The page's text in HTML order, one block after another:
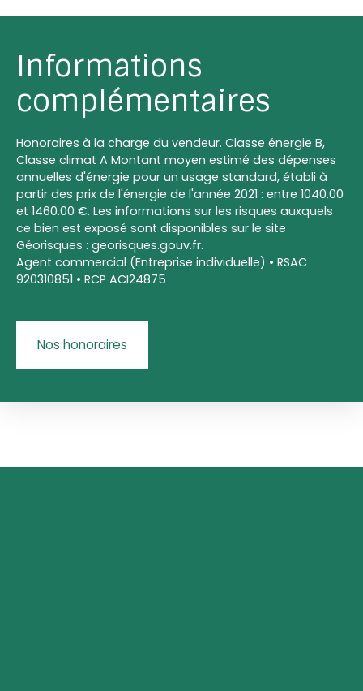
Informations
complémentaires
Honoraires à la charge du vendeur. Classe énergie B,
Classe climat A Montant moyen estimé des dépenses
annuelles d'énergie pour un usage standard, établi à
partir des prix de l'énergie de l'année 2021 : entre 1040.00
et 1460.00 €. Les informations sur les risques auxquels
ce bien est exposé sont disponibles sur le site
Géorisques : georisques.gouv.fr.
Agent commercial (Entreprise individuelle) • RSAC
920310851 • RCP ACI24875
Nos honoraires